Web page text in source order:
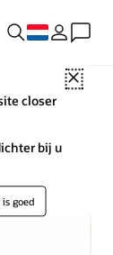
Close
closer
bij u
goed
2023